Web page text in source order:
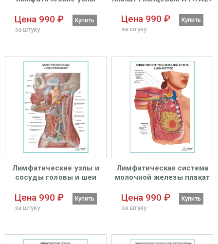
Цена 990 ₽
за штуку
Купить Цена 990 ₽
за штуку
Купить
Лимфатические узлы и
сосуды головы и шеи
Цена 990 ₽
за штуку
Купить
Лимфатическая система
молочной железы плакат
Цена 990 ₽
за штуку
Купить